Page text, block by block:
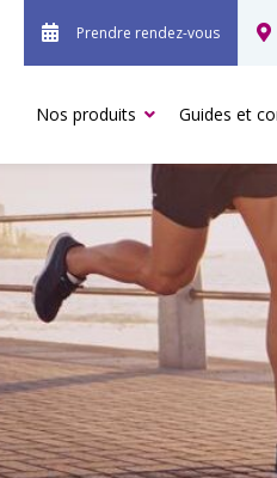
Prendre rendez-vous
Nos produits Guides et